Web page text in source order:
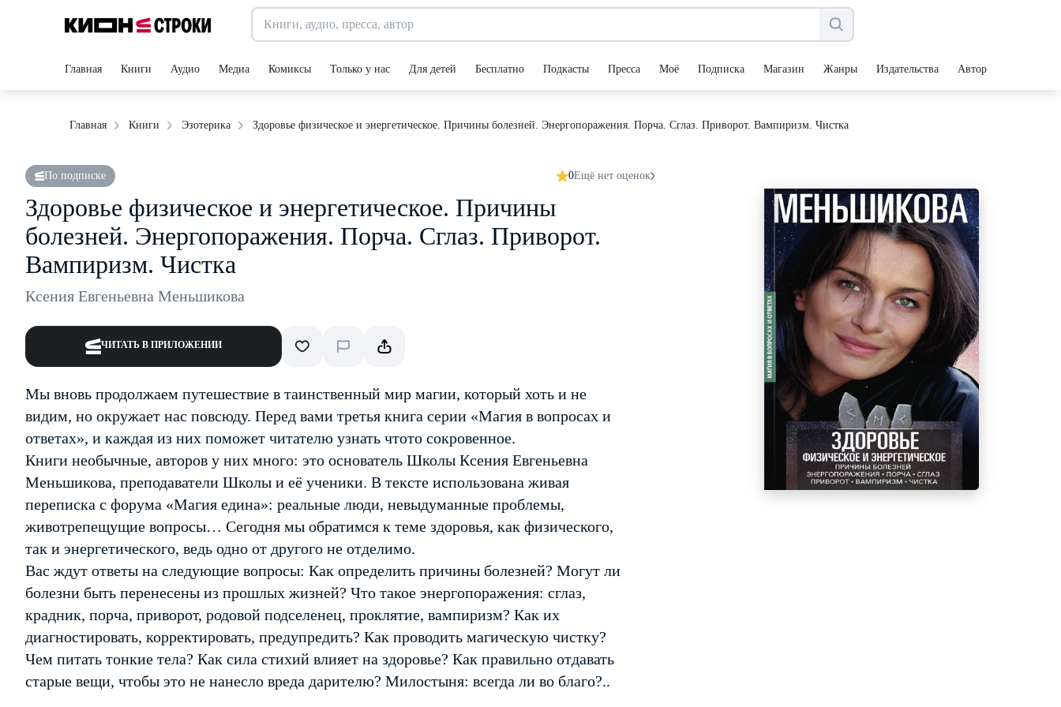
Главная Книги Аудио Медиа Комиксы Только у нас Для детей Бесплатно Подкасты Пресса Моё Подписка Магазин Жанры Издательства Авторы
Главная Книги Эзотерика Здоровье физическое и энергетическое. Причины болезней. Энергопоражения. Порча. Сглаз. Приворот. Вампиризм. Чистка
По подписке 0Ещё нет оценок
Здоровье физическое и энергетическое. Причины
болезней. Энергопоражения. Порча. Сглаз. Приворот.
Вампиризм. Чистка
Ксения Евгеньевна Меньшикова
ЧИТАТЬ В ПРИЛОЖЕНИИ
Мы вновь продолжаем путешествие в таинственный мир магии, который хоть и не
видим, но окружает нас повсюду. Перед вами третья книга серии «Магия в вопросах и
ответах», и каждая из них поможет читателю узнать что­то сокровенное.
Книги необычные, авторов у них много: это основатель Школы Ксения Евгеньевна
Меньшикова, преподаватели Школы и её ученики. В тексте использована живая
переписка с форума «Магия едина»: реальные люди, невыдуманные проблемы,
животрепещущие вопросы… Сегодня мы обратимся к теме здоровья, как физического,
так и энергетического, ведь одно от другого не отделимо.
Вас ждут ответы на следующие вопросы: Как определить причины болезней? Могут ли
болезни быть перенесены из прошлых жизней? Что такое энергопоражения: сглаз,
крадник, порча, приворот, родовой подселенец, проклятие, вампиризм? Как их
диагностировать, корректировать, предупредить? Как проводить магическую чистку?
Чем питать тонкие тела? Как сила стихий влияет на здоровье? Как правильно отдавать
старые вещи, чтобы это не нанесло вреда дарителю? Милостыня: всегда ли во благо?..